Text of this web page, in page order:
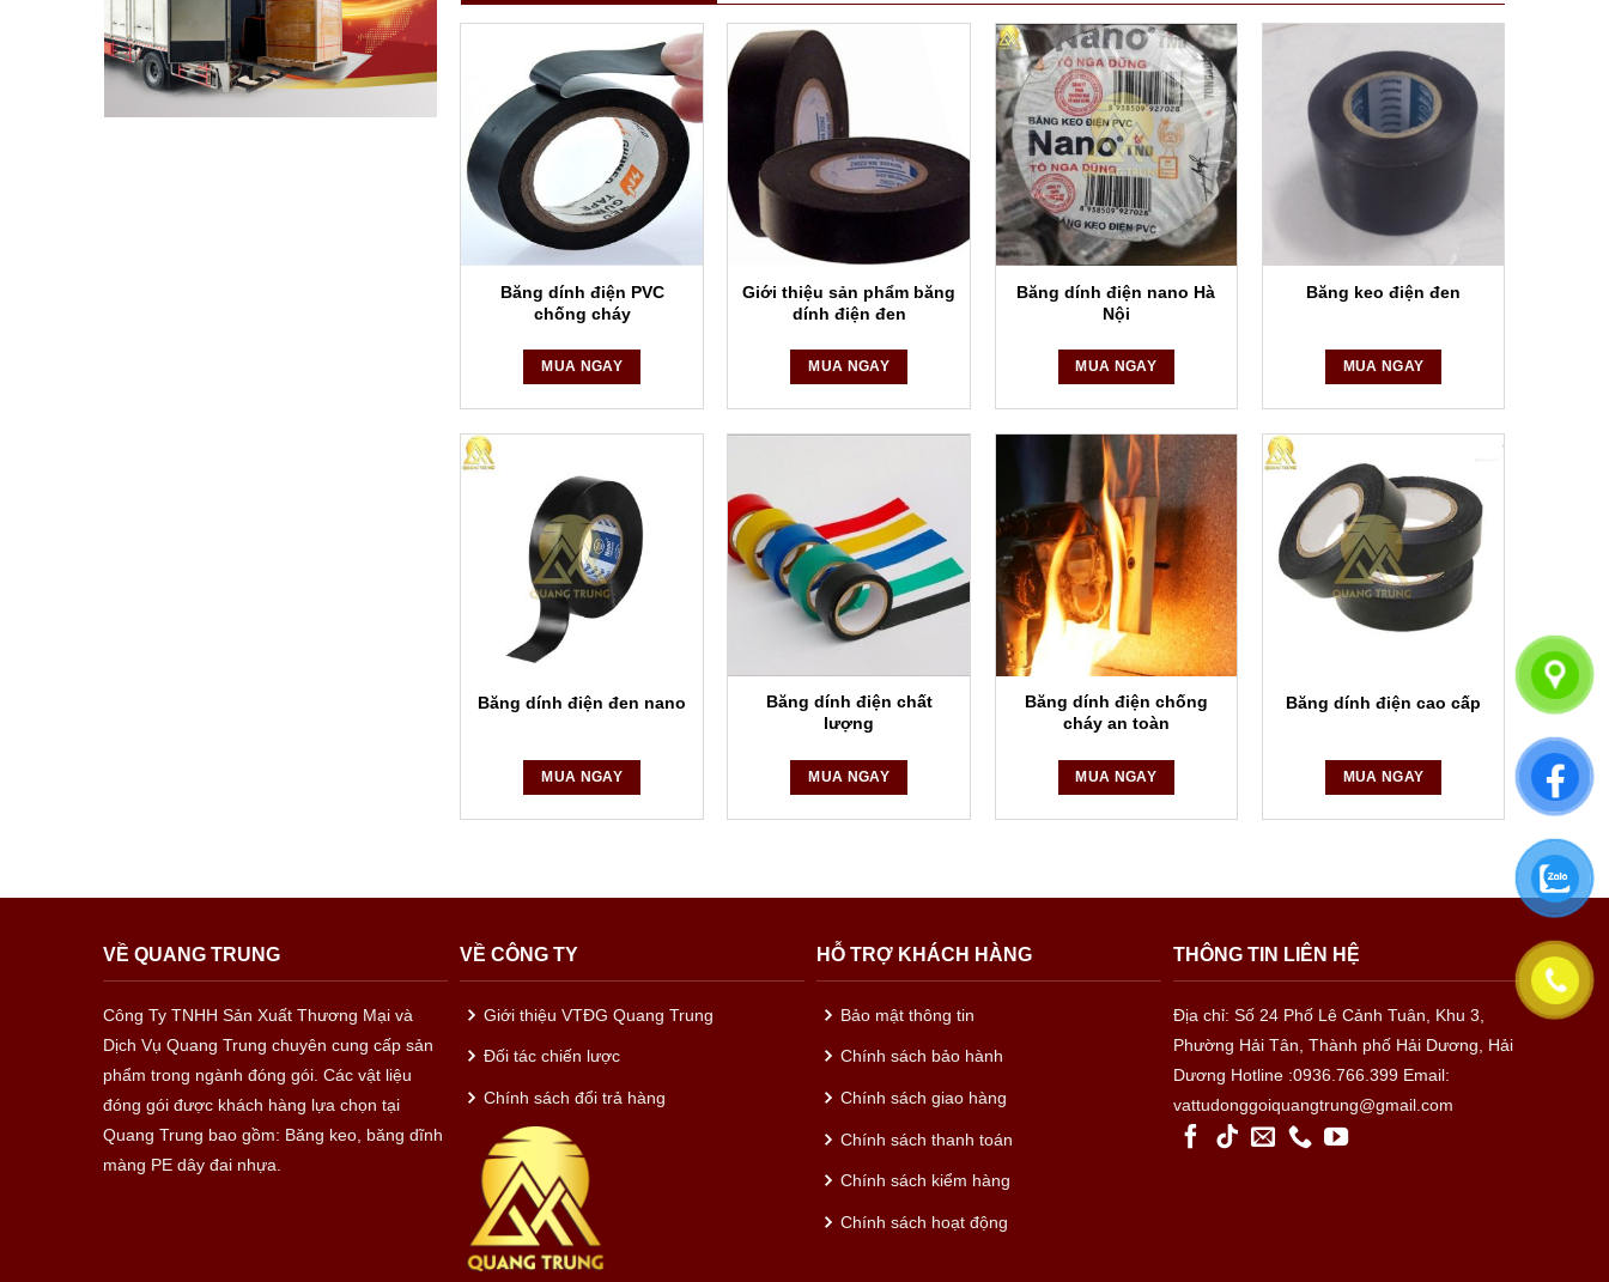
Sử Dụng Đúng Mục Đích:Mặc dù băng dính PVC có nhiều ứng dụng, nhưng nó không phải là lựa chọn tốt nhất cho mọi tình
huống, đặc biệt là trong điều kiện ẩm ướt hoặc cần độ bền cao trong môi trường có hóa chất mạnh.
Băng dính PVC là một lựa chọn tuyệt vời cho những ai cần một giải pháp đóng gói bền và đa năng, đặc biệt trong các ứng dụng
công nghiệp hoặc điện.
Băng dính điện PVC
chống cháy
MUA NGAY
Giới thiệu sản phẩm băng
dính điện đen
MUA NGAY
Băng dính điện nano Hà
Nội
MUA NGAY
Băng keo điện đen
MUA NGAY
Băng dính điện đen nano
MUA NGAY
Băng dính điện chất
lượng
MUA NGAY
Băng dính điện chống
cháy an toàn
MUA NGAY
Băng dính điện cao cấp
MUA NGAY
VỀ QUANG TRUNG
Công Ty TNHH Sản Xuất Thương Mại và
Dịch Vụ Quang Trung chuyên cung cấp sản
phẩm trong ngành đóng gói. Các vật liệu
đóng gói được khách hàng lựa chọn tại
Quang Trung bao gồm: Băng keo, băng dĩnh
màng PE dây đai nhựa.
VỀ CÔNG TY
Giới thiệu VTĐG Quang Trung
Đối tác chiến lược
Chính sách đổi trả hàng
HỖ TRỢ KHÁCH HÀNG
Bảo mật thông tin
Chính sách bảo hành
Chính sách giao hàng
Chính sách thanh toán
Chính sách kiểm hàng
Chính sách hoạt động
THÔNG TIN LIÊN HỆ
Địa chỉ: Số 24 Phố Lê Cảnh Tuân, Khu 3,
Phường Hải Tân, Thành phố Hải Dương, Hải
Dương Hotline :0936.766.399 Email:
vattudonggoiquangtrung@gmail.com